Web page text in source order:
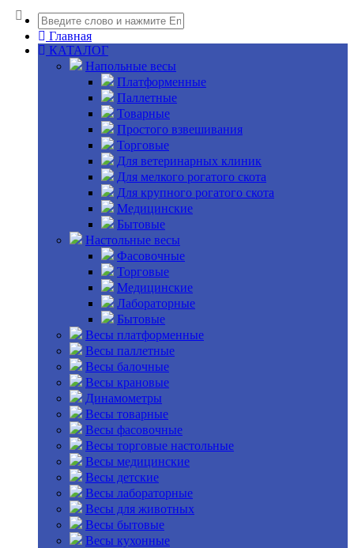
Главная
КАТАЛОГ
Напольные весы
Платформенные
Паллетные
Товарные
Простого взвешивания
Торговые
Для ветеринарных клиник
Для мелкого рогатого скота
Для крупного рогатого скота
Медицинские
Бытовые
Настольные весы
Фасовочные
Торговые
Медицинские
Лабораторные
Бытовые
Весы платформенные
Весы паллетные
Весы балочные
Весы крановые
Динамометры
Весы товарные
Весы фасовочные
Весы торговые настольные
Весы медицинские
Весы детские
Весы лабораторные
Весы для животных
Весы бытовые
Весы кухонные